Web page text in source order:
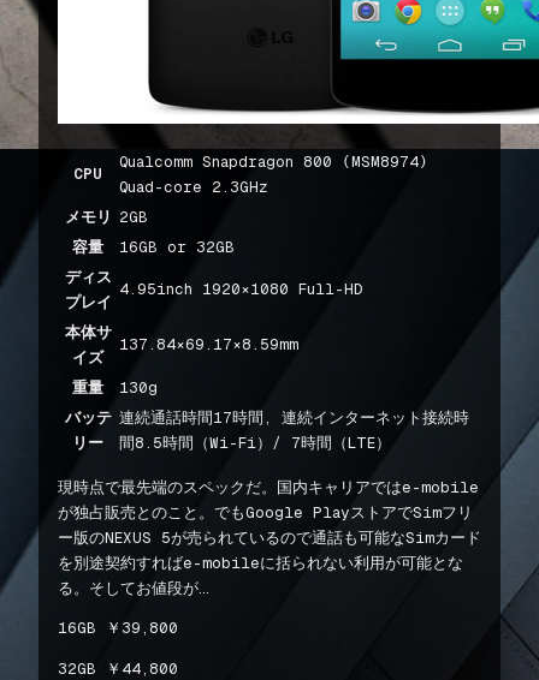
CPU
Qualcomm Snapdragon 800 (MSM8974)
Quad-core 2.3GHz
メモリ
2GB
容量
16GB or 32GB
ディス
プレイ
4.95inch 1920×1080 Full-HD
本体サ
イズ
137.84×69.17×8.59mm
重量
130g
バッテ
リー
連続通話時間17時間, 連続インターネット接続時
間8.5時間（Wi-Fi）/ 7時間（LTE）
現時点で最先端のスペックだ。国内キャリアではe-mobile
が独占販売とのこと。でもGoogle PlayストアでSimフリ
ー版のNEXUS 5が売られているので通話も可能なSimカード
を別途契約すればe-mobileに括られない利用が可能とな
る。そしてお値段が…
16GB ￥39,800
32GB ￥44,800